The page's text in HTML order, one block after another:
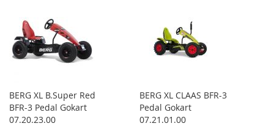
BERG XL B.Super Red
BFR-3 Pedal Gokart
07.20.23.00
BERG XL CLAAS BFR-3
Pedal Gokart
07.21.01.00